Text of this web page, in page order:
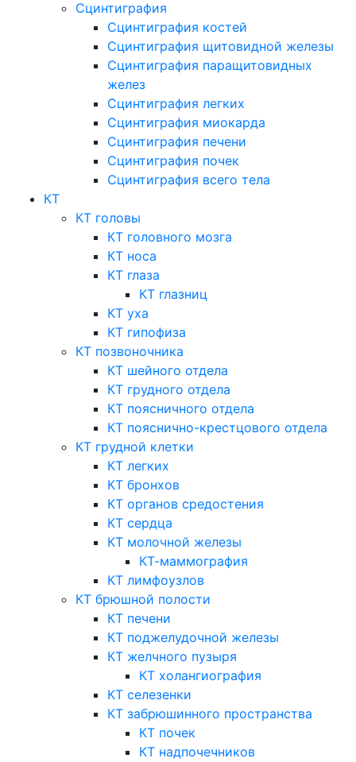
Сцинтиграфия
Сцинтиграфия костей
Сцинтиграфия щитовидной железы
Сцинтиграфия паращитовидных
желез
Сцинтиграфия легких
Сцинтиграфия миокарда
Сцинтиграфия печени
Сцинтиграфия почек
Сцинтиграфия всего тела
КТ
КТ головы
КТ головного мозга
КТ носа
КТ глаза
КТ глазниц
КТ уха
КТ гипофиза
КТ позвоночника
КТ шейного отдела
КТ грудного отдела
КТ поясничного отдела
КТ пояснично-крестцового отдела
КТ грудной клетки
КТ легких
КТ бронхов
КТ органов средостения
КТ сердца
КТ молочной железы
КТ-маммография
КТ лимфоузлов
КТ брюшной полости
КТ печени
КТ поджелудочной железы
КТ желчного пузыря
КТ холангиография
КТ селезенки
КТ забрюшинного пространства
КТ почек
КТ надпочечников